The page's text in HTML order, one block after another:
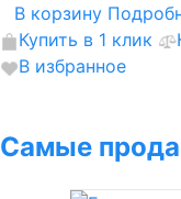
В корзину
Купить в 1 клик
В избранное
Самые